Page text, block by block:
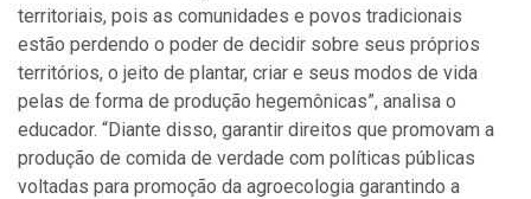
territoriais, pois as comunidades e povos tradicionais
estão perdendo o poder de decidir sobre seus próprios
territórios, o jeito de plantar, criar e seus modos de vida
pelas de forma de produção hegemônicas”, analisa o
educador. “Diante disso, garantir direitos que promovam a
produção de comida de verdade com políticas públicas
voltadas para promoção da agroecologia garantindo a